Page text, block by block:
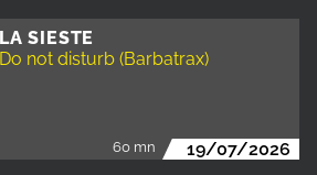
LA SIESTE
Do not disturb (Barbatrax)
60 mn 19/07/2026